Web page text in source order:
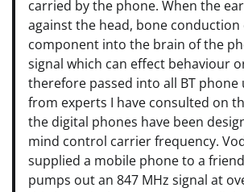
carried by the phone. When the
against the head, bone conduction
component into the brain of the
signal which can effect behaviour
therefore passed into all BT phone
from experts I have consulted on
the digital phones have been
mind control carrier frequency.
supplied a mobile phone to a
pumps out an 847 MHz signal at